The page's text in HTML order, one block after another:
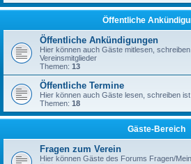
Öffentliche
Öffentliche Ankündigungen
Hier können auch Gäste mitlesen,
Vereinsmitglieder
Themen: 13
Öffentliche Termine
Hier können auch Gäste lesen, schreiben
Themen: 18
Gäste-Bereich
Fragen zum Verein
Hier können Gäste des Forums Fragen/